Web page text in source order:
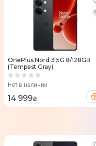
OnePlus Nord 3 5G 8/128GB
(Tempest Gray)
Нет в наличии
14 999₴